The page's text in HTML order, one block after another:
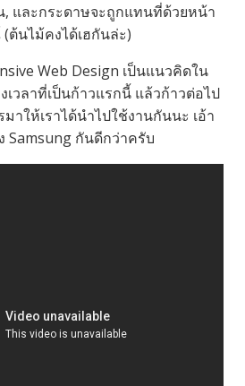
, และกระดาษจะถูกแทนที่ด้วยหน้า
นไม้คงได้เฮกันล่ะ)
Web Design เป็นแนวคิดใน
เวลาที่เป็นก้าวแรกนี้ แล้วก้าวต่อไป
าให้เราได้นำไปใช้งานกันนะ เอ้า
Samsung กันดีกว่าครับ